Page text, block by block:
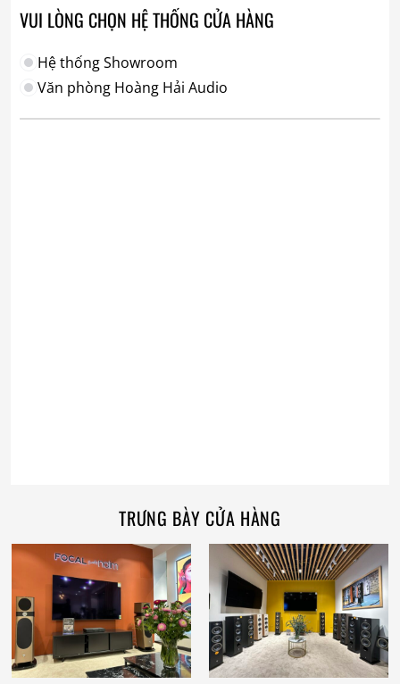
VUI LÒNG CHỌN HỆ THỐNG CỬA HÀNG
Hệ thống Showroom
Văn phòng Hoàng Hải Audio
TRƯNG BÀY CỬA HÀNG